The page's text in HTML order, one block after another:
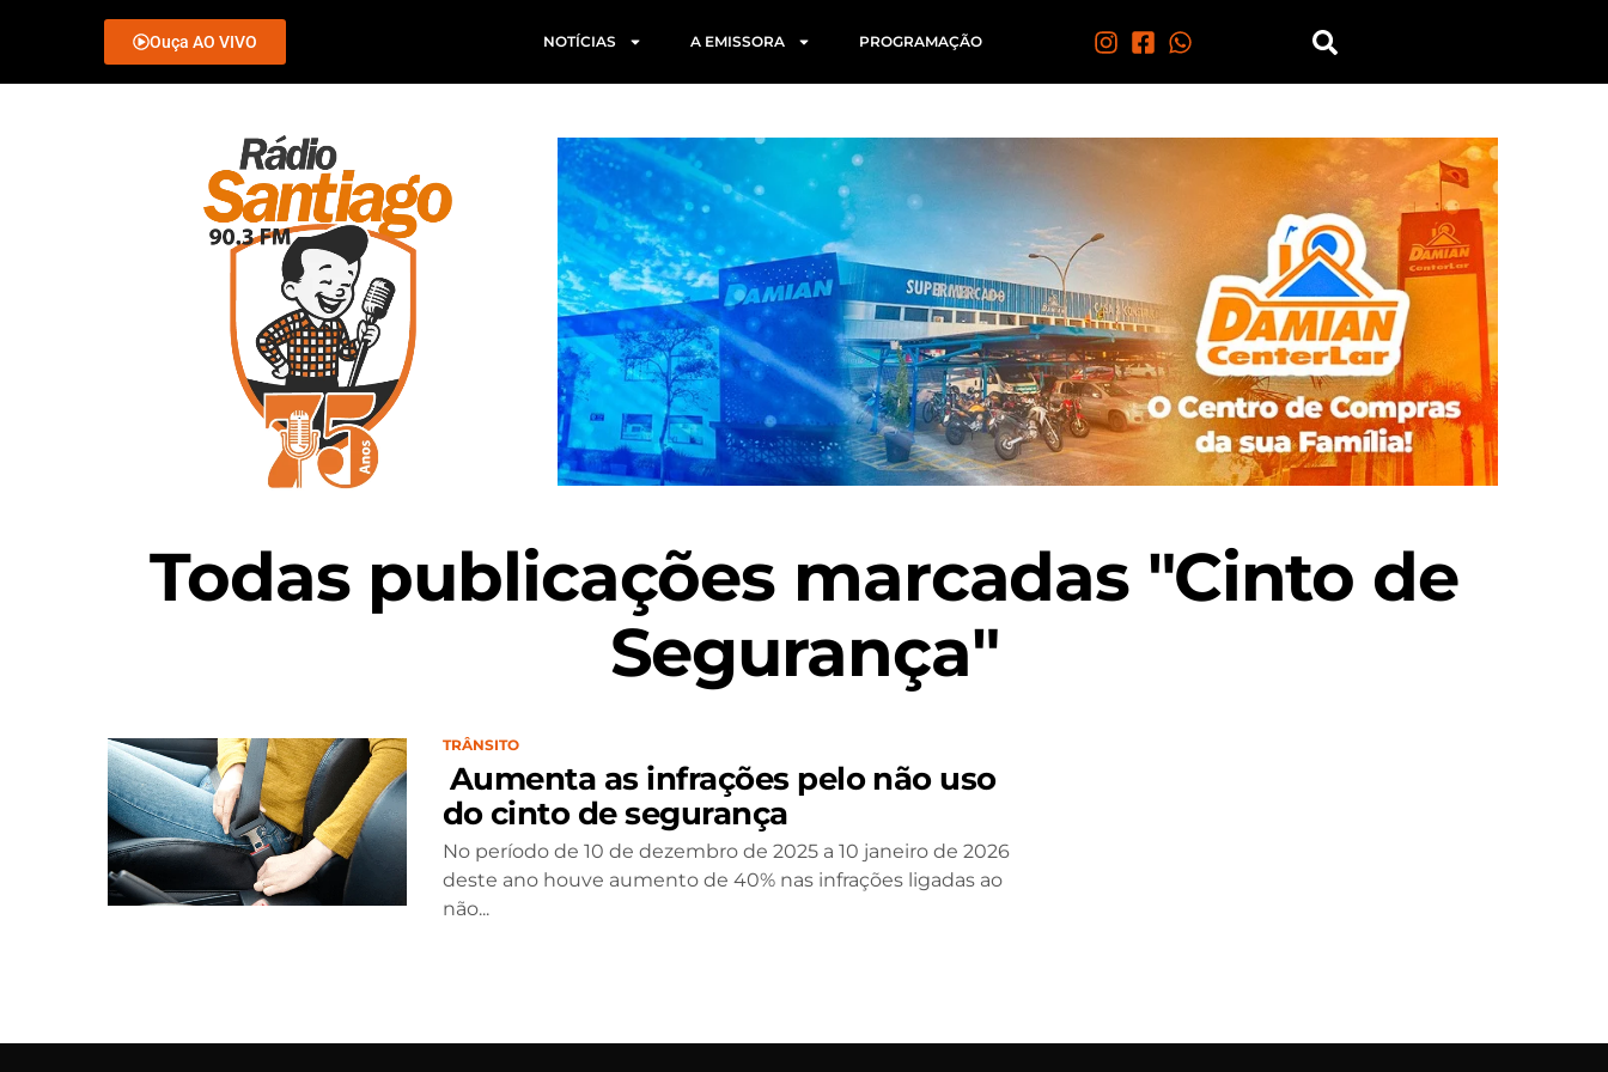
Ouça AO VIVO NOTÍCIAS A EMISSORA PROGRAMAÇÃO
Todas publicações marcadas "Cinto de
Segurança"
TRÂNSITO
Aumenta as infrações pelo não uso
do cinto de segurança
No período de 10 de dezembro de 2025 a 10 janeiro de 2026
deste ano houve aumento de 40% nas infrações ligadas ao
não...